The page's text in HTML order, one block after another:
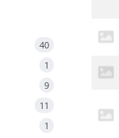
40
1
9
11
1